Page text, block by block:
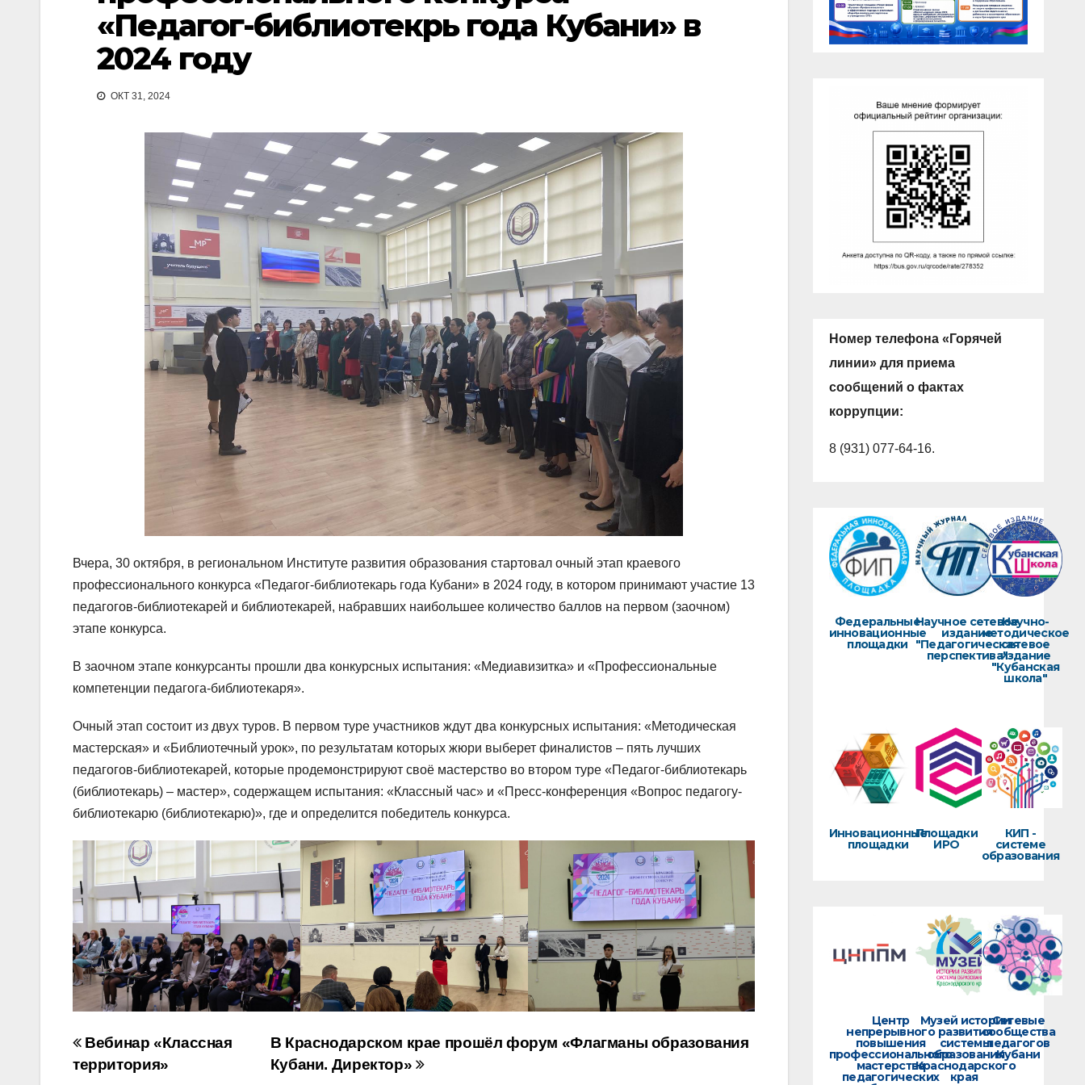
«Педагог-библиотекрь года Кубани» в
2024 году
ОКТ 31, 2024
Вчера, 30 октября, в региональном Институте развития образования стартовал очный этап краевого
профессионального конкурса «Педагог-библиотекарь года Кубани» в 2024 году, в котором принимают участие 13
педагогов-библиотекарей и библиотекарей, набравших наибольшее количество баллов на первом (заочном)
этапе конкурса.
В заочном этапе конкурсанты прошли два конкурсных испытания: «Медиавизитка» и «Профессиональные
компетенции педагога-библиотекаря».
Очный этап состоит из двух туров. В первом туре участников ждут два конкурсных испытания: «Методическая
мастерская» и «Библиотечный урок», по результатам которых жюри выберет финалистов – пять лучших
педагогов-библиотекарей, которые продемонстрируют своё мастерство во втором туре «Педагог-библиотекарь
(библиотекарь) – мастер», содержащем испытания: «Классный час» и «Пресс-конференция «Вопрос педагогу-
библиотекарю (библиотекарю)», где и определится победитель конкурса.
Навигация
по
В Краснодарском крае прошёл форум «Флагманы образования
Кубани. Директор»
Вебинар «Классная
территория»
Номер телефона «Горячей
линии» для приема
сообщений о фактах
коррупции:
8 (931) 077-64-16.
Федеральные
инновационные
площадки
Научное сетевое
издание
"Педагогическая
перспектива"
Научно-
методическое
сетевое
издание
"Кубанская
школа"
Инновационные
площадки
Площадки
ИРО
КИП -
системе
образования
Центр
непрерывного
повышения
профессионального
мастерства
педагогических
Музей истории
развития
системы
образования
Краснодарского
края
Сетевые
сообщества
педагогов
Кубани